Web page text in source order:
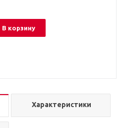
В корзину
Характеристики